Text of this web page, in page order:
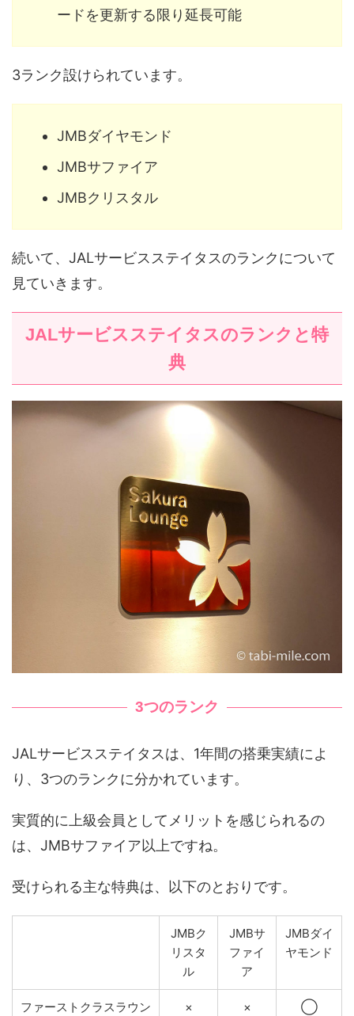
ードを更新する限り延長可能
3ランク設けられています。
JMBダイヤモンド
JMBサファイア
JMBクリスタル
続いて、JALサービスステイタスのランクについて
見ていきます。
JALサービスステイタスのランクと特
典
3つのランク
JALサービスステイタスは、1年間の搭乗実績によ
り、3つのランクに分かれています。
実質的に上級会員としてメリットを感じられるの
は、JMBサファイア以上ですね。
受けられる主な特典は、以下のとおりです。
JMBク
リスタ
ル
JMBサ
ファイ
ア
JMBダイ
ヤモンド
ファーストクラスラウン × × ◯